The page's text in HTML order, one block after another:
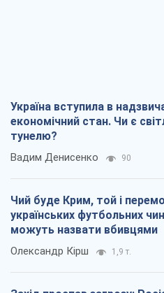
Україна вступила в
економічний стан. Чи є
тунелю?
Вадим Денисенко 90
Чий буде Крим, той і
українських футбольних
можуть назвати вбивцями
Олександр Кірш 1,9 т.